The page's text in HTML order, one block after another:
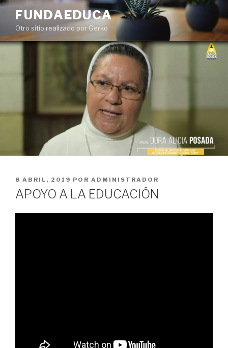
Ir
contenido
FUNDAEDUCA
Otro sitio realizado por Gerko
PUBLICADO
EN
8 ABRIL, 2019 POR ADMINISTRADOR
APOYO A LA EDUCACIÓN